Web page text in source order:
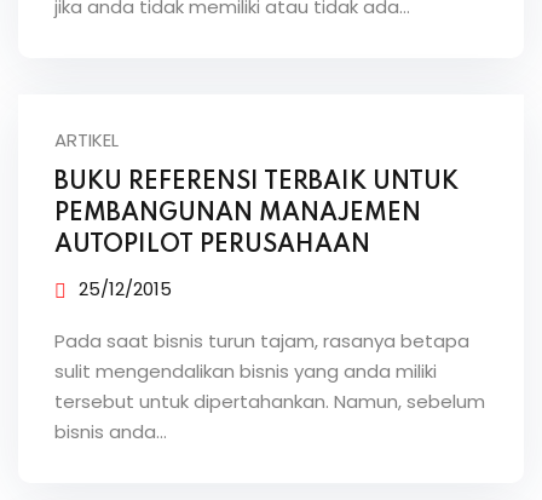
jika anda tidak memiliki atau tidak ada…
ARTIKEL
BUKU REFERENSI TERBAIK UNTUK
PEMBANGUNAN MANAJEMEN
AUTOPILOT PERUSAHAAN
25/12/2015
Pada saat bisnis turun tajam, rasanya betapa
sulit mengendalikan bisnis yang anda miliki
tersebut untuk dipertahankan. Namun, sebelum
bisnis anda…